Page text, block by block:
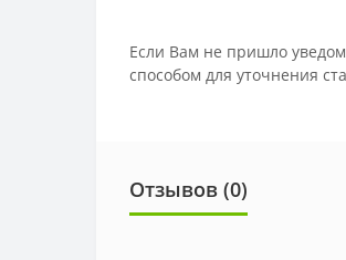
Если Вам не пришло
способом для уточнения
Отзывов (0)